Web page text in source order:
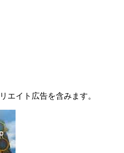
エイト広告を含みます。